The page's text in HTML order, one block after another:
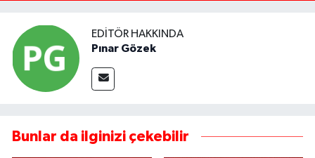
EDITÖR HAKKINDA
Pınar Gözek
Bunlar da ilginizi çekebilir